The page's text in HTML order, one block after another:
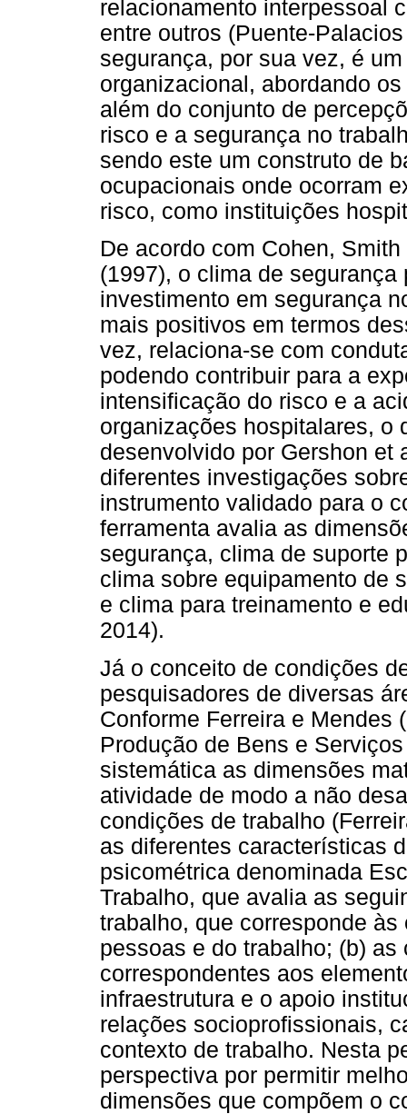
relacionamento interpessoal
entre outros (Puente-
segurança, por sua vez, é
organizacional, abordando
além do conjunto de
risco e a segurança no
sendo este um construto de
ocupacionais onde ocorram
risco, como instituições
De acordo com Cohen,
(1997), o clima de
investimento em segurança
mais positivos em termos
vez, relaciona-se com
podendo contribuir para a
intensificação do risco e a
organizações hospitalares, o
desenvolvido por Gershon et
diferentes investigações
instrumento validado para o
ferramenta avalia as
segurança, clima de suporte
clima sobre equipamento de
e clima para treinamento e
2014).
Já o conceito de condições
pesquisadores de diversas
Conforme Ferreira e Mendes
Produção de Bens e
sistemática as dimensões
atividade de modo a não
condições de trabalho
as diferentes características
psicométrica denominada
Trabalho, que avalia as
trabalho, que corresponde
pessoas e do trabalho; (b)
correspondentes aos
infraestrutura e o apoio
relações socioprofissionais,
contexto de trabalho. Nesta
perspectiva por permitir
dimensões que compõem o